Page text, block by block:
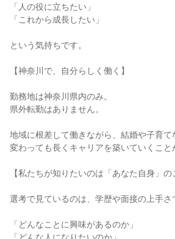
「人の役に立ちたい」
「これから成長したい」
という気持ちです。
【神奈川で、自分らしく働く】
勤務地は神奈川県内のみ。
県外転勤はありません。
地域に根差して働きながら、結婚や子育
変わっても長くキャリアを築いていくこと
【私たちが知りたいのは「あなた自身」の
選考で見ているのは、学歴や面接の上手さ
「どんなことに興味があるのか」